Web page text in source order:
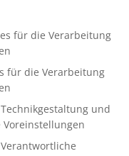
für die Verarbeitung
für die Verarbeitung
und
Verantwortliche